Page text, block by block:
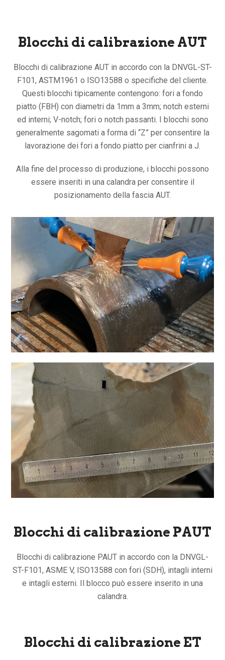
Blocchi di calibrazione AUT
Blocchi di calibrazione AUT in accordo con la DNVGL-ST-
F101, ASTM1961 o ISO13588 o specifiche del cliente.
Questi blocchi tipicamente contengono: fori a fondo
piatto (FBH) con diametri da 1mm a 3mm; notch esterni
ed interni; V-notch; fori o notch passanti. I blocchi sono
generalmente sagomati a forma di “Z” per consentire la
lavorazione dei fori a fondo piatto per cianfrini a J.
Alla fine del processo di produzione, i blocchi possono
essere inseriti in una calandra per consentire il
posizionamento della fascia AUT.
Blocchi di calibrazione PAUT
Blocchi di calibrazione PAUT in accordo con la DNVGL-
ST-F101, ASME V, ISO13588 con fori (SDH), intagli interni
e intagli esterni. Il blocco può essere inserito in una
calandra.
Blocchi di calibrazione ET